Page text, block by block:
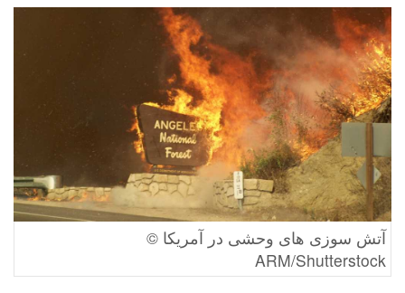
آتش سوزی های وحشی در آمریکا ©
ARM/Shutterstock